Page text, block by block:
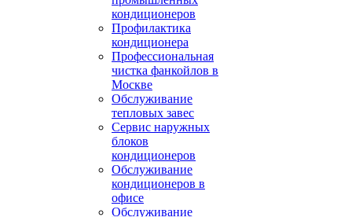
кондиционеров
Профилактика
кондиционера
Профессиональная
чистка фанкойлов в
Москве
Обслуживание
тепловых завес
Сервис наружных
блоков
кондиционеров
Обслуживание
кондиционеров в
офисе
Обслуживание